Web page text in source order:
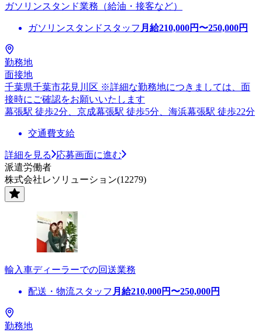
ガソリンスタンド業務（給油・接客など）
ガソリンスタンドスタッフ 月給210,000円〜250,000円
勤務地
面接地
千葉県千葉市花見川区 ※詳細な勤務地につきましては、面
接時にご確認をお願いいたします
幕張駅 徒歩2分、京成幕張駅 徒歩5分、海浜幕張駅 徒歩22分
交通費支給
詳細を見る
応募画面に進む
派遣労働者
株式会社レソリューション(12279)
輸入車ディーラーでの回送業務
配送・物流スタッフ 月給210,000円〜250,000円
勤務地